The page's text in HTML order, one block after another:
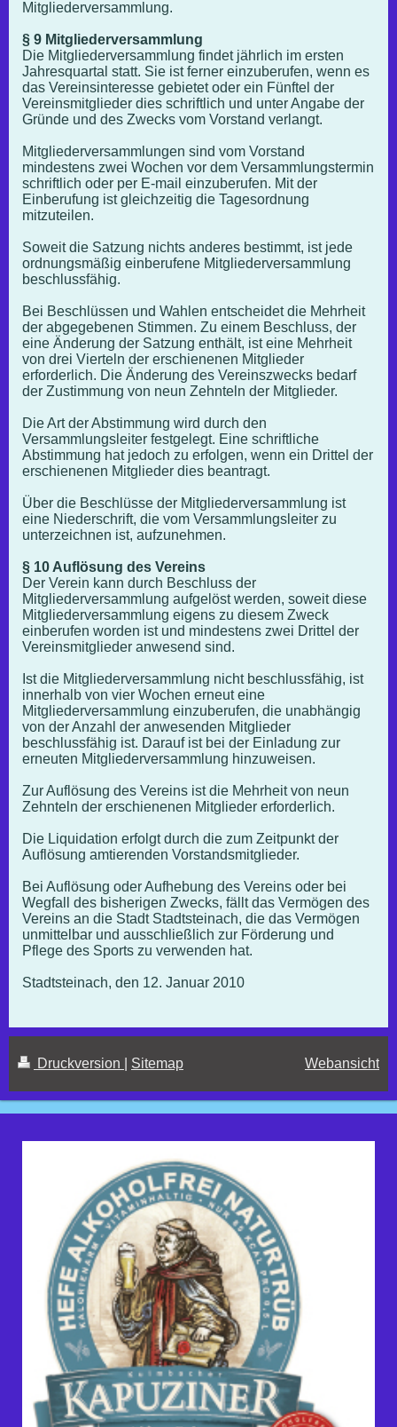
Mitgliederversammlung.
§ 9 Mitgliederversammlung
Die Mitgliederversammlung findet jährlich im ersten
Jahresquartal statt. Sie ist ferner einzuberufen, wenn es
das Vereinsinteresse gebietet oder ein Fünftel der
Vereinsmitglieder dies schriftlich und unter Angabe der
Gründe und des Zwecks vom Vorstand verlangt.
Mitgliederversammlungen sind vom Vorstand
mindestens zwei Wochen vor dem Versammlungstermin
schriftlich oder per E-mail einzuberufen. Mit der
Einberufung ist gleichzeitig die Tagesordnung
mitzuteilen.
Soweit die Satzung nichts anderes bestimmt, ist jede
ordnungsmäßig einberufene Mitgliederversammlung
beschlussfähig.
Bei Beschlüssen und Wahlen entscheidet die Mehrheit
der abgegebenen Stimmen. Zu einem Beschluss, der
eine Änderung der Satzung enthält, ist eine Mehrheit
von drei Vierteln der erschienenen Mitglieder
erforderlich. Die Änderung des Vereinszwecks bedarf
der Zustimmung von neun Zehnteln der Mitglieder.
Die Art der Abstimmung wird durch den
Versammlungsleiter festgelegt. Eine schriftliche
Abstimmung hat jedoch zu erfolgen, wenn ein Drittel der
erschienenen Mitglieder dies beantragt.
Über die Beschlüsse der Mitgliederversammlung ist
eine Niederschrift, die vom Versammlungsleiter zu
unterzeichnen ist, aufzunehmen.
§ 10 Auflösung des Vereins
Der Verein kann durch Beschluss der
Mitgliederversammlung aufgelöst werden, soweit diese
Mitgliederversammlung eigens zu diesem Zweck
einberufen worden ist und mindestens zwei Drittel der
Vereinsmitglieder anwesend sind.
Ist die Mitgliederversammlung nicht beschlussfähig, ist
innerhalb von vier Wochen erneut eine
Mitgliederversammlung einzuberufen, die unabhängig
von der Anzahl der anwesenden Mitglieder
beschlussfähig ist. Darauf ist bei der Einladung zur
erneuten Mitgliederversammlung hinzuweisen.
Zur Auflösung des Vereins ist die Mehrheit von neun
Zehnteln der erschienenen Mitglieder erforderlich.
Die Liquidation erfolgt durch die zum Zeitpunkt der
Auflösung amtierenden Vorstandsmitglieder.
Bei Auflösung oder Aufhebung des Vereins oder bei
Wegfall des bisherigen Zwecks, fällt das Vermögen des
Vereins an die Stadt Stadtsteinach, die das Vermögen
unmittelbar und ausschließlich zur Förderung und
Pflege des Sports zu verwenden hat.
Stadtsteinach, den 12. Januar 2010
Druckversion Sitemap Webansicht